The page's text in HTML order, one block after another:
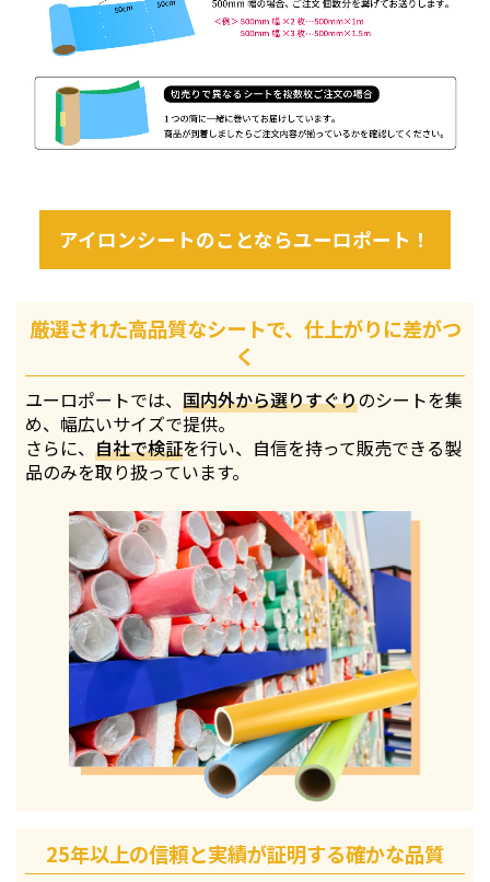
アイロンシートのことならユーロポート！
厳選された高品質なシートで、仕上がりに差がつ
く
ユーロポートでは、国内外から選りすぐりのシートを集
め、幅広いサイズで提供。
さらに、自社で検証を行い、自信を持って販売できる製
品のみを取り扱っています。
25年以上の信頼と実績が証明する確かな品質